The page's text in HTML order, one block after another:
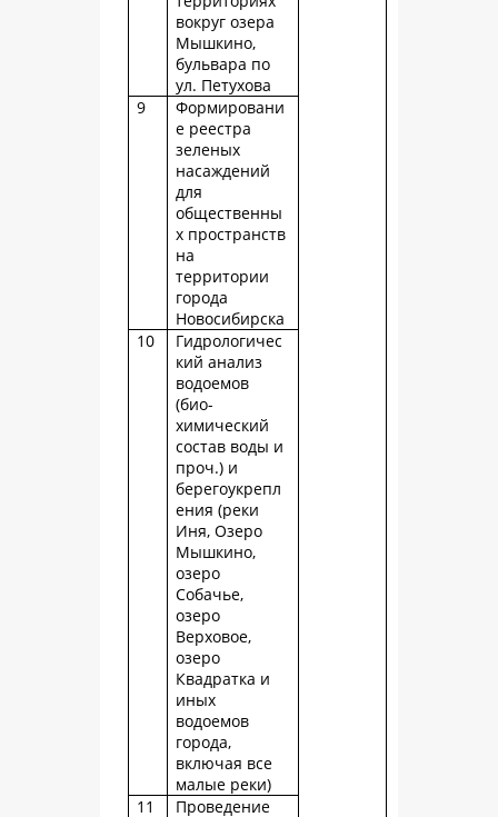
вокруг озера
Мышкино,
бульвара по
ул. Петухова
9
Формировани
е реестра
зеленых
насаждений
для
общественны
х пространств
на
территории
города
Новосибирска
10
Гидрологичес
кий анализ
водоемов
(био-
химический
состав воды и
проч.) и
берегоукрепл
ения (реки
Иня, Озеро
Мышкино,
озеро
Собачье,
озеро
Верховое,
озеро
Квадратка и
иных
водоемов
города,
включая все
малые реки)
11
Проведение